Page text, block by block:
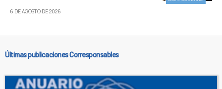
6 DE AGOSTO DE 2026
Últimas publicaciones Corresponsables